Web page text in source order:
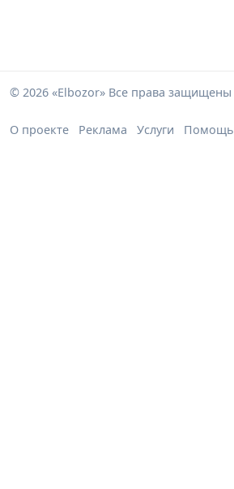
© 2026 «Elbozor» Все права защищены
О проекте Реклама Услуги Помощь